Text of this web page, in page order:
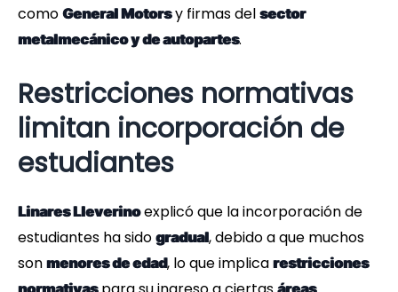
como General Motorsy firmas del sector
metalmecánico y de autopartes.
Restricciones normativas
limitan incorporación de
estudiantes
Linares Lleverinoexplicó que la incorporación de
estudiantes ha sido gradual, debido a que muchos
son menores de edad, lo que implica restricciones